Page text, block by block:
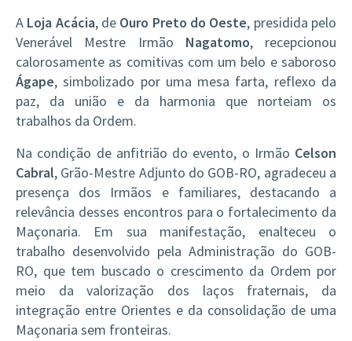
A Loja Acácia, de Ouro Preto do Oeste, presidida pelo
Venerável Mestre Irmão Nagatomo, recepcionou
calorosamente as comitivas com um belo e saboroso
Ágape, simbolizado por uma mesa farta, reflexo da
paz, da união e da harmonia que norteiam os
trabalhos da Ordem.
Na condição de anfitrião do evento, o Irmão Celson
Cabral, Grão-Mestre Adjunto do GOB-RO, agradeceu a
presença dos Irmãos e familiares, destacando a
relevância desses encontros para o fortalecimento da
Maçonaria. Em sua manifestação, enalteceu o
trabalho desenvolvido pela Administração do GOB-
RO, que tem buscado o crescimento da Ordem por
meio da valorização dos laços fraternais, da
integração entre Orientes e da consolidação de uma
Maçonaria sem fronteiras.